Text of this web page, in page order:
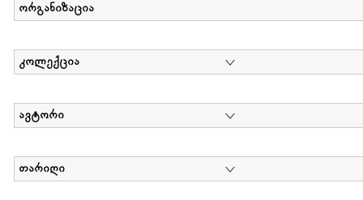
ორგანიზაცია
კოლექცია
ავტორი
თარიღი